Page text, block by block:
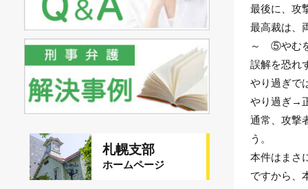
危険運転致死傷
自転車事故
犯罪収益移転防止法違反
銃刀法違反
風営法違反
児童虐待・保護責任者遺棄
不正競争防止法違反
住居侵入等事件
刑事裁判の概要・手続
裁判員裁判とは？
取り調べの注意点
前科と国家資格
刑事事件と民事事件の違い
札幌支部
ホームページ
最後に、攻
最高裁は、
～ ⑤やむ
誤解を恐れ
やり過ぎで
やり過ぎ→
通常、攻撃
う。
本件はまさ
ですから、